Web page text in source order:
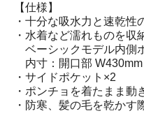
【仕様】
・十分な吸水力と速乾性
・水着など濡れものを収
ベーシックモデル内側
内寸：開口部
・サイドポケット×2
・ポンチョを着たまま動
・防寒、髪の毛を乾かす